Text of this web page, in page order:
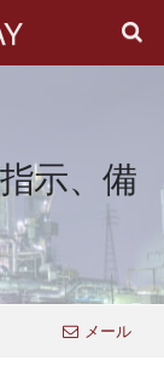
示、備
メール